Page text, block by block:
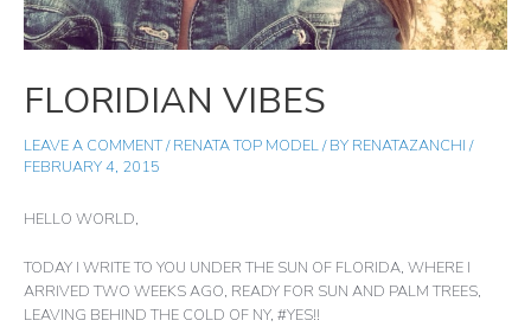
FLORIDIAN VIBES
LEAVE A COMMENT/RENATA TOP MODEL/ BY RENATAZANCHI /
FEBRUARY 4, 2015
HELLO WORLD,
TODAY I WRITE TO YOU UNDER THE SUN OF FLORIDA, WHERE I
ARRIVED TWO WEEKS AGO, READY FOR SUN AND PALM TREES,
LEAVING BEHIND THE COLD OF NY, #YES!!